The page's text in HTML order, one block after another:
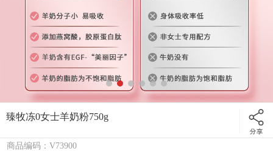
臻牧冻0女士羊奶粉750g
商品编码：V73900